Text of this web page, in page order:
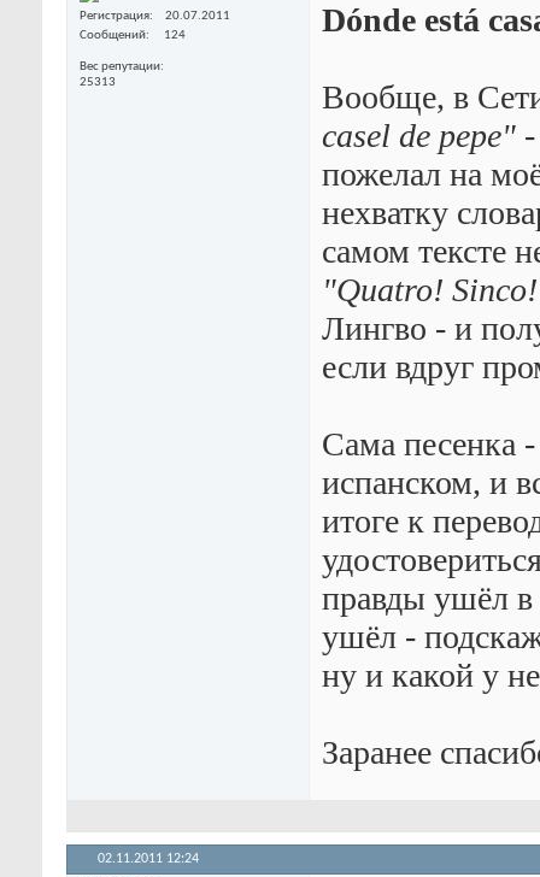
Регистрация
20.07.2011
Сообщений
124
Вес репутации
25313
Dónde está
Вообще, в
casel de pepe"
пожелал на
нехватку
самом тексте
"Quatro!
Лингво - и
если вдруг
Сама песенка
испанском, и
итоге к
правды ушёл
ушёл -
ну и какой у
Заранее
02.11.2011 12:24